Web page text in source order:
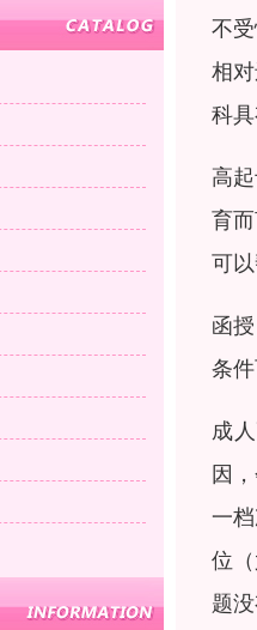
不
相
科
高
育
可
函
条
成
因
一
位
题